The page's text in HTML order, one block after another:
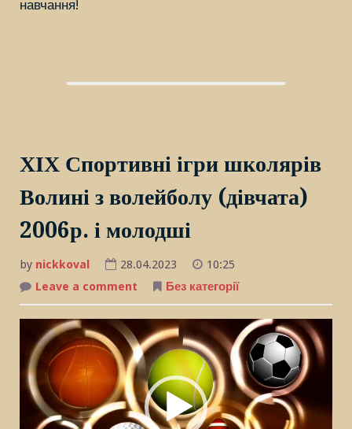
навчання!
ХІХ Спортивні ігри школярів
Волині з волейболу (дівчата)
2006р. і молодші
by nickkoval 28.04.2023
10:25
Leave a comment
Спортивні
ігри
школярів
Волині
з
волейболу
(дівчата)
2006р.
молодші
Без категорії
Відеопрогравач